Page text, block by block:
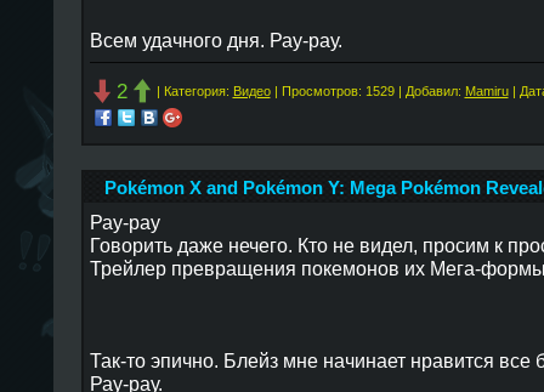
Всем удачного дня. Рау-рау.
2 | Категория: Видео| Просмотров: 1529 | Добавил: Mamiru|
Pokémon X and Pokémon Y: Mega Pokémon
Рау-рау
Говорить даже нечего. Кто не видел, просим к
Трейлер превращения покемонов их Мега-
Так-то эпично. Блейз мне начинает нравится все
Рау-рау.